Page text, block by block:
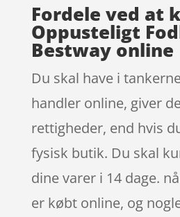
Fordele ved at
Oppusteligt
Bestway online
Du skal have i
handler online, giver
rettigheder, end hvis
fysisk butik. Du skal
dine varer i 14 dage.
er købt online, og